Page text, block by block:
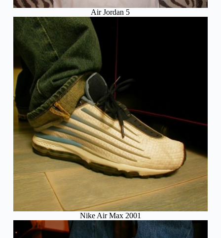
Air Jordan 5
Nike Air Max 2001